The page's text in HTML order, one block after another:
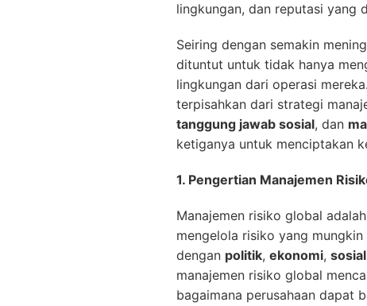
lingkungan, dan reputasi yang
Seiring dengan semakin
dituntut untuk tidak hanya
lingkungan dari operasi
terpisahkan dari strategi
tanggung jawab sosial, dan
ketiganya untuk menciptakan
1. Pengertian Manajemen
Manajemen risiko global
mengelola risiko yang
dengan politik, ekonomi, sosial
manajemen risiko global
bagaimana perusahaan dapat